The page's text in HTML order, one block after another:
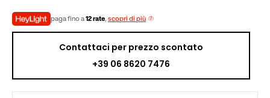
paga fino a12 rate, scopri di più
Contattaci per prezzo scontato
+39 06 8620 7476